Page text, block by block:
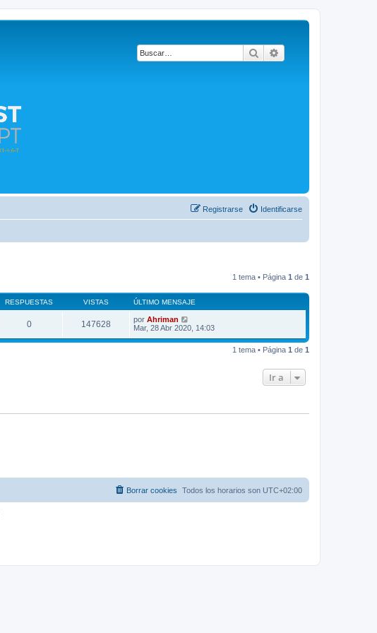
Buscar
Identificarse
Registrarse
1 tema • Página 1 de 1
RESPUESTAS VISTAS ÚLTIMO MENSAJE
0 147628 por Ahriman
Mar, 28 Abr 2020, 14:03
1 tema • Página 1 de 1
Ir a
Todos los horarios son UTC+02:00
Borrar cookies